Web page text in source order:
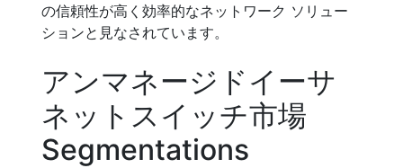
の信頼性が高く効率的なネットワーク ソリュー
ションと見なされています。
アンマネージドイーサ
ネットスイッチ市場
Segmentations